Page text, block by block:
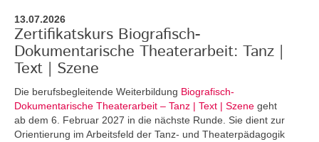
13.07.2026
Zertifikatskurs Biografisch-
Dokumentarische Theaterarbeit: Tanz |
Text | Szene
Die berufsbegleitende Weiterbildung Biografisch-
Dokumentarische Theaterarbeit – Tanz | Text | Szene geht
ab dem 6. Februar 2027 in die nächste Runde. Sie dient zur
Orientierung im Arbeitsfeld der Tanz- und Theaterpädagogik